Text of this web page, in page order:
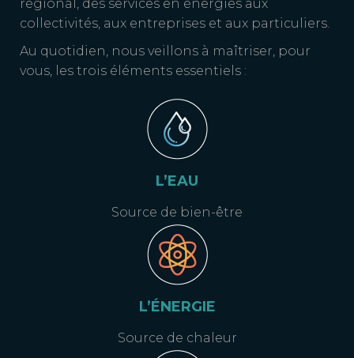
régional, des services en énergies aux
collectivités, aux entreprises et aux particuliers.
Au quotidien, nous veillons à maîtriser, pour
vous, les trois éléments essentiels :
L’EAU
Source de bien-être
L’ÉNERGIE
Source de chaleur